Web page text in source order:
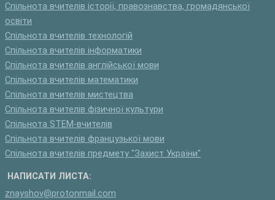
Спільнота вчителів історії, правознавства, громадянської
освіти
Спільнота вчителів технологій
Спільнота вчителів інформатики
Спільнота вчителів англійської мови
Спільнота вчителів математики
Спільнота вчителів мистецтва
Спільнота вчителів фізичної культури
Спільнота STEM-вчителів
Спільнота вчителів французької мови
Спільнота вчителів предмету "Захист України"
НАПИСАТИ ЛИСТА:
znayshov@protonmail.com